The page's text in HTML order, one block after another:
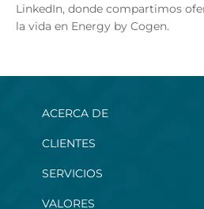
LinkedIn, donde compartimos
la vida en Energy by Cogen.
ACERCA DE
CLIENTES
SERVICIOS
VALORES